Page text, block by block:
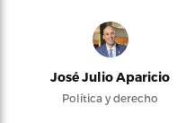
José Julio Aparicio
Política y derecho